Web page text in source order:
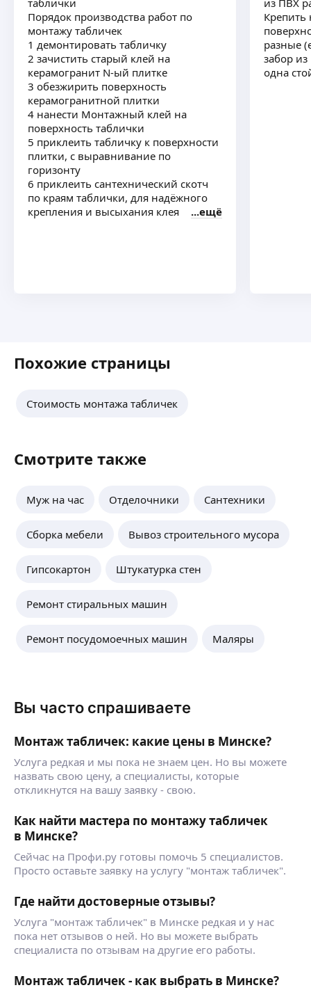
таблички
Порядок производства работ по
монтажу табличек
1 демонтировать табличку
2 зачистить старый клей на
керамогранит N-ый плитке
3 обезжирить поверхность
керамогранитной плитки
4 нанести Монтажный клей на
поверхность таблички
5 приклеить табличку к поверхности
плитки, с выравнивание по
горизонту
6 приклеить сантехнический скотч
по краям таблички, для надёжного
крепления и высыхания клея
ещё
из ПВХ
Крепить
разные
забор
одна
Похожие страницы
Стоимость монтажа табличек
Смотрите также
Муж на час Отделочники Сантехники
Сборка мебели Вывоз строительного мусора
Гипсокартон Штукатурка стен
Ремонт стиральных машин
Ремонт посудомоечных машин Маляры
Вы часто спрашиваете
Монтаж табличек: какие цены в Минске?
Услуга редкая и мы пока не знаем цен. Но вы можете
назвать свою цену, а специалисты, которые
откликнутся на вашу заявку - свою.
Как найти мастера по монтажу табличек
в Минске?
Сейчас на Профи.ру готовы помочь 5 специалистов.
Просто оставьте заявку на услугу "монтаж табличек".
Где найти достоверные отзывы?
Услуга "монтаж табличек" в Минске редкая и у нас
пока нет отзывов о ней. Но вы можете выбрать
специалиста по отзывам на другие его работы.
Монтаж табличек - как выбрать в Минске?